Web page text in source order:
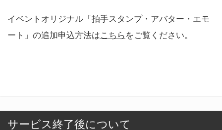
イベントオリジナル「拍手スタンプ・アバター・エモ
ート」の追加申込方法はこちら をご覧ください。
サービス終了後について